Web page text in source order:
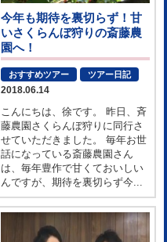
今年も期待を裏切らず！甘
いさくらんぼ狩りの斎藤農
園へ！
おすすめツアー ツアー日記
2018.06.14
こんにちは、徐です。 昨日、斉
藤農園さくらんぼ狩りに同行さ
せていただきました。 毎年お世
話になっている斎藤農園さん
は、毎年豊作で甘くておいしい
んですが、期待を裏切らず今...